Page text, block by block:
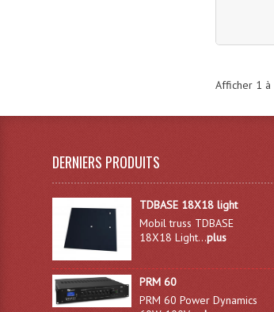
Afficher 1 à
DERNIERS PRODUITS
TDBASE 18X18 light
Mobil truss TDBASE
18X18 Light...plus
PRM 60
PRM 60 Power Dynamics